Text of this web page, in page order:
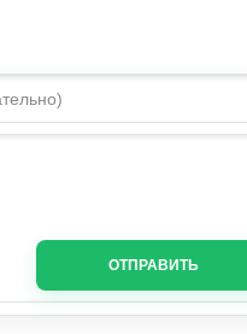
ОТПРАВИТЬ